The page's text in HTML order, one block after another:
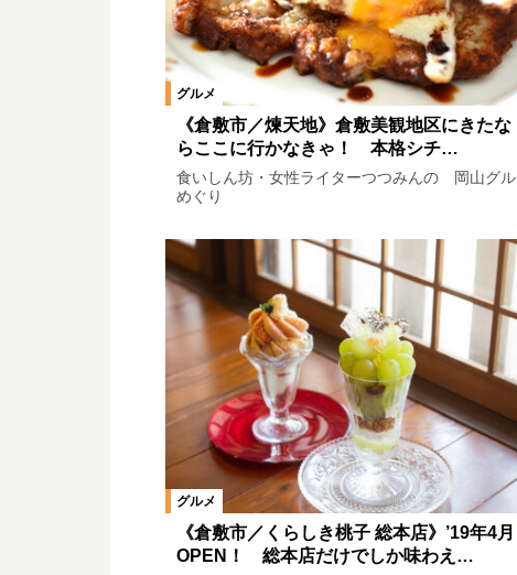
グルメ
《倉敷市／煉天地》倉敷美観地区にきたな
らここに行かなきゃ！ 本格シチ…
食いしん坊・女性ライターつつみんの 岡山グル
めぐり
グルメ
《倉敷市／くらしき桃子 総本店》’19年4月
OPEN！ 総本店だけでしか味わえ…